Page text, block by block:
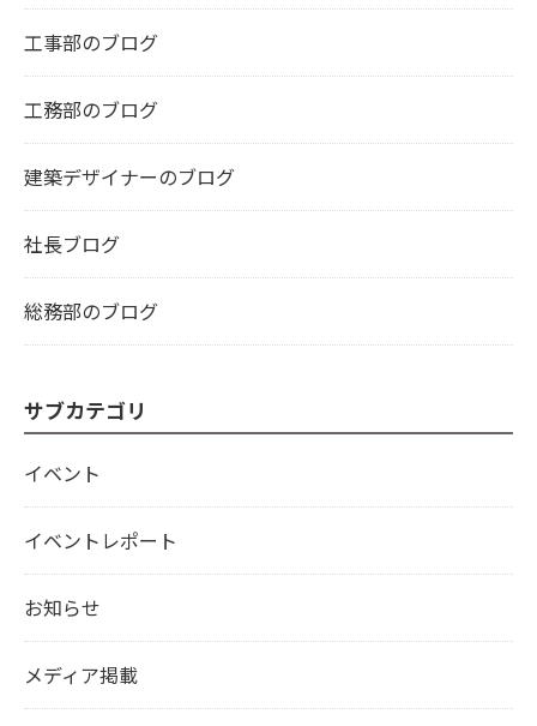
工事部のブログ
工務部のブログ
建築デザイナーのブログ
社長ブログ
総務部のブログ
サブカテゴリ
イベント
イベントレポート
お知らせ
メディア掲載